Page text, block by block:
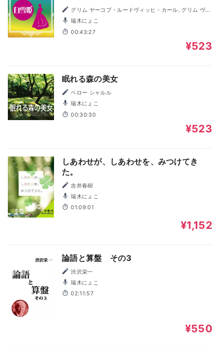
ルヘルム・カール
瑞木にょこ
00:43:27
¥523
眠れる森の美女
ペロー シャルル
瑞木にょこ
00:30:30
¥523
しあわせが、しあわせを、みつけてき
た。
吉井春樹
瑞木にょこ
01:09:01
¥1,152
論語と算盤 その3
渋沢栄一
瑞木にょこ
02:11:57
¥550